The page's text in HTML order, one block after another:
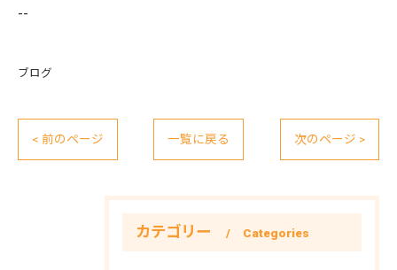
--
ブログ
< 前のページ 一覧に戻る 次のページ >
カテゴリー Categories